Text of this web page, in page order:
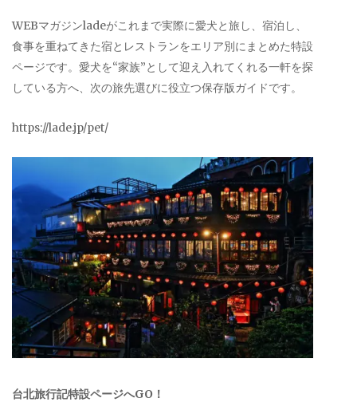
WEBマガジンladeがこれまで実際に愛犬と旅し、宿泊し、
食事を重ねてきた宿とレストランをエリア別にまとめた特設
ページです。愛犬を“家族”として迎え入れてくれる一軒を探
している方へ、次の旅先選びに役立つ保存版ガイドです。
https://lade.jp/pet/
台北旅行記特設ページへGO！